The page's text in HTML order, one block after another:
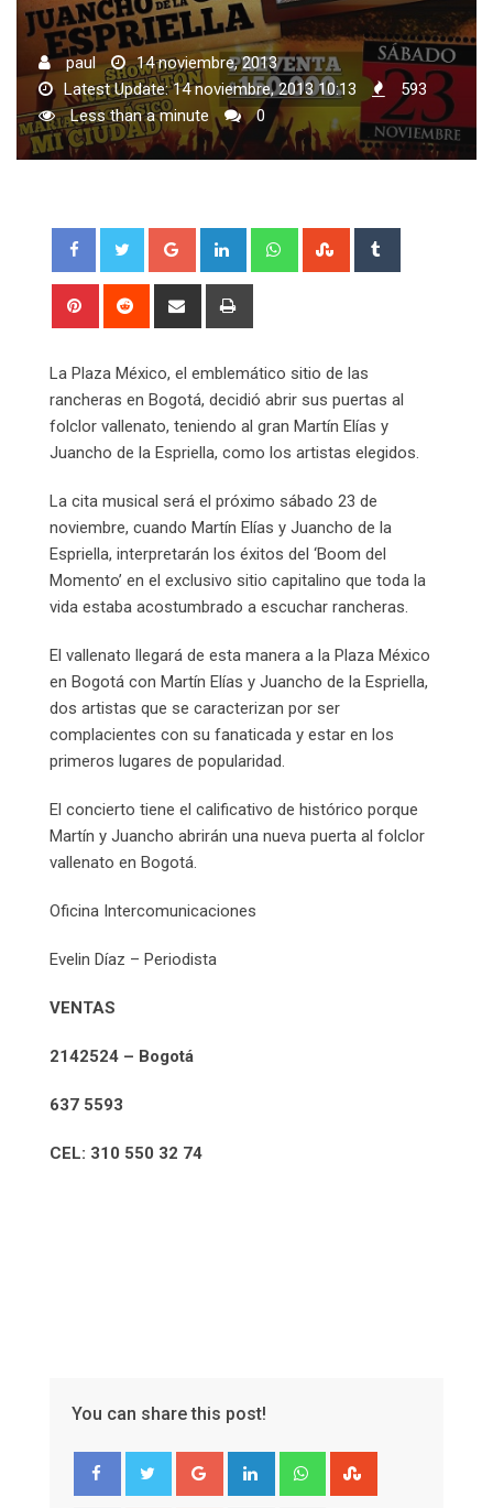
paul
14 noviembre, 2013
Latest Update: 14 noviembre, 2013 10:13
593
Less than a minute
0
Google+ LinkedIn WhatsappStumbleUpon
Pinterest Reddit
Share
La Plaza México, el emblemático sitio de las
rancheras en Bogotá, decidió abrir sus puertas al
folclor vallenato, teniendo al gran Martín Elías y
Juancho de la Espriella, como los artistas elegidos.
La cita musical será el próximo sábado 23 de
noviembre, cuando Martín Elías y Juancho de la
Espriella, interpretarán los éxitos del ‘Boom del
Momento’ en el exclusivo sitio capitalino que toda la
vida estaba acostumbrado a escuchar rancheras.
El vallenato llegará de esta manera a la Plaza México
en Bogotá con Martín Elías y Juancho de la Espriella,
dos artistas que se caracterizan por ser
complacientes con su fanaticada y estar en los
primeros lugares de popularidad.
El concierto tiene el calificativo de histórico porque
Martín y Juancho abrirán una nueva puerta al folclor
vallenato en Bogotá.
Oficina Intercomunicaciones
Evelin Díaz – Periodista
VENTAS
2142524 – Bogotá
637 5593
CEL: 310 550 32 74
You can share this post!
Google+ LinkedIn Whatsapp